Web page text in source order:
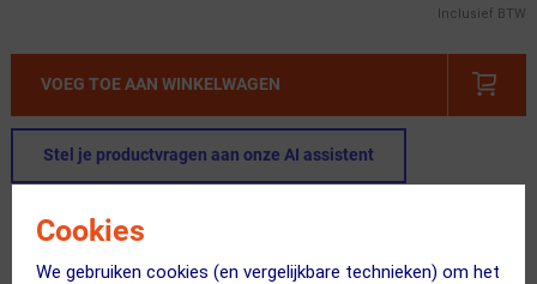
Cookies
We gebruiken cookies (en vergelijkbare technieken) om het
Inclusief BTW
VOEG TOE AAN WINKELWAGEN
Stel je productvragen aan onze AI assistent
Gratis verzending vanaf €49
Voor 23:00 uur besteld, morgen in huis